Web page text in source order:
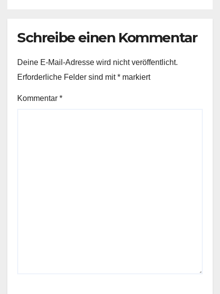
Schreibe einen Kommentar
Deine E-Mail-Adresse wird nicht veröffentlicht.
Erforderliche Felder sind mit* markiert
Kommentar *